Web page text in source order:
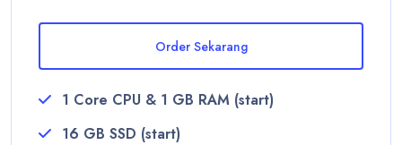
Order Sekarang
1 Core CPU & 1 GB RAM (start)
16 GB SSD (start)